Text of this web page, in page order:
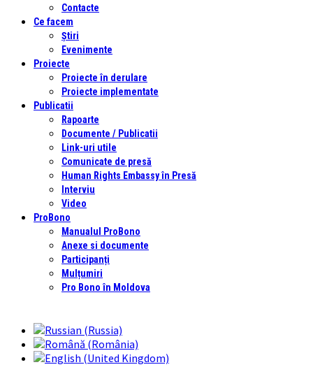
Contacte
Ce facem
Știri
Evenimente
Proiecte
Proiecte în derulare
Proiecte implementate
Publicatii
Rapoarte
Documente / Publicatii
Link-uri utile
Comunicate de presă
Human Rights Embassy în Presă
Interviu
Video
ProBono
Manualul ProBono
Anexe si documente
Participanți
Mulțumiri
Pro Bono în Moldova